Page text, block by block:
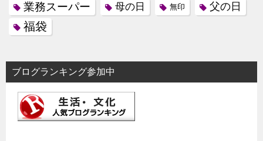
業務スーパー 母の日 無印 父の日
福袋
ブログランキング参加中